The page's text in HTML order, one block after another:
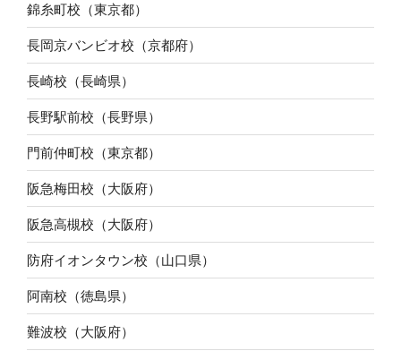
錦糸町校（東京都）
長岡京バンビオ校（京都府）
長崎校（長崎県）
長野駅前校（長野県）
門前仲町校（東京都）
阪急梅田校（大阪府）
阪急高槻校（大阪府）
防府イオンタウン校（山口県）
阿南校（徳島県）
難波校（大阪府）